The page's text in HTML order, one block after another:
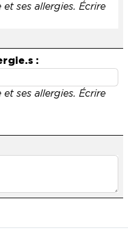
ses allergies. Écrire
:
ses allergies. Écrire